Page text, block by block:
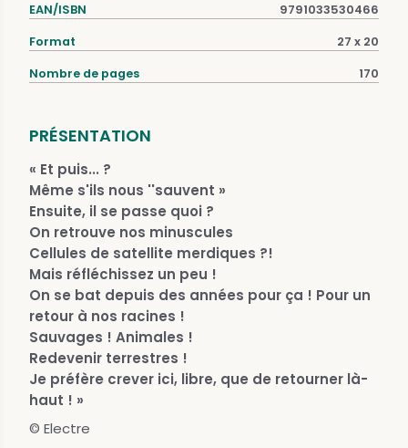
EAN/ISBN 9791033530466
Format 27 x 20
Nombre de pages 170
PRÉSENTATION
« Et puis... ?
Même s'ils nous ''sauvent »
Ensuite, il se passe quoi ?
On retrouve nos minuscules
Cellules de satellite merdiques ?!
Mais réfléchissez un peu !
On se bat depuis des années pour ça ! Pour un
retour à nos racines !
Sauvages ! Animales !
Redevenir terrestres !
Je préfère crever ici, libre, que de retourner là-
haut ! »
© Electre